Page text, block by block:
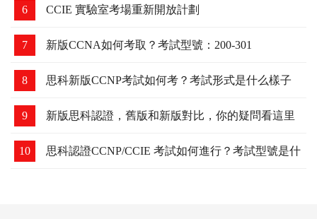
6 CCIE 實驗室考場重新開放計劃
7 新版CCNA如何考取？考試型號：200-301
8 思科新版CCNP考試如何考？考試形式是什么樣子
的？
9 新版思科認證，舊版和新版對比，你的疑問看這里
10 思科認證CCNP/CCIE 考試如何進行？考試型號是什